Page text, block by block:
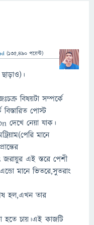
(135,490 পয়েন্ট)
বিষয়টা সম্পর্কে
পোস্ট
দেখে নেয়া যাক।
মানে
জরায়ুর এই স্তরে পেশী
মানে ভিতরে,সুতরাং
হল,এখন তার
হতে চায়।এই কাজটি